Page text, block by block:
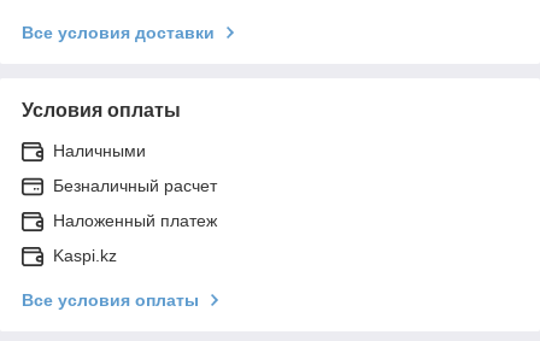
Все условия доставки
Условия оплаты
Наличными
Безналичный расчет
Наложенный платеж
Kaspi.kz
Все условия оплаты